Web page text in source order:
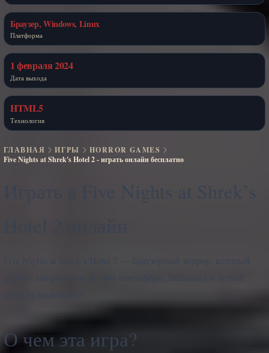
Браузер, Windows, Linux
Платформа
1 февраля 2024
Дата выхода
HTML5
Технология
ГЛАВНАЯ ИГРЫ
HORROR GAMES
Five Nights at Shrek's Hotel 2 - играть онлайн бесплатно
Играть в Five Nights at Shrek’s
О чем эта игра?